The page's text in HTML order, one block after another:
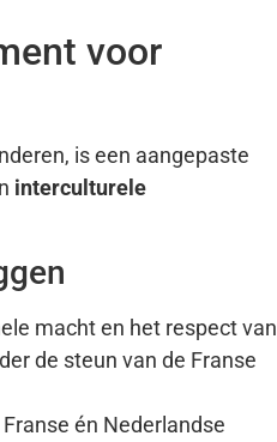
voor
is een aangepaste
interculturele
macht en het respect van
de steun van de Franse
én Nederlandse